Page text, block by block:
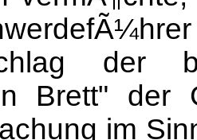
der
Brett" der
im